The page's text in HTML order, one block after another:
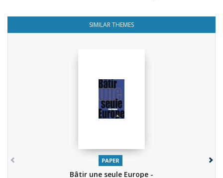
SIMILAR THEMES
PAPER
Bâtir une seule Europe -